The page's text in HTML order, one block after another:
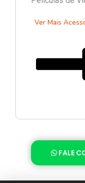
Ver Mais
FALE